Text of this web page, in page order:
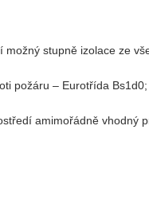
možnýstupně izolace ze
požáru – Eurotřída Bs1d0;
amimořádněvhodný